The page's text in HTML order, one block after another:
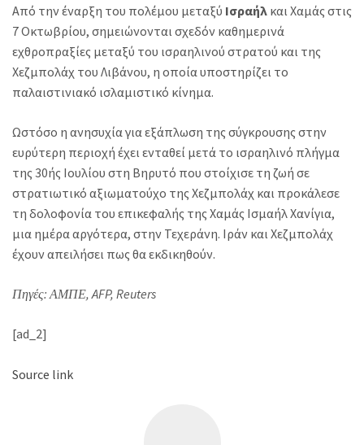
Από την έναρξη του πολέμου μεταξύ Ισραήλ και Χαμάς στις
7 Οκτωβρίου, σημειώνονται σχεδόν καθημερινά
εχθροπραξίες μεταξύ του ισραηλινού στρατού και της
Χεζμπολάχ του Λιβάνου, η οποία υποστηρίζει το
παλαιστινιακό ισλαμιστικό κίνημα.
Ωστόσο η ανησυχία για εξάπλωση της σύγκρουσης στην
ευρύτερη περιοχή έχει ενταθεί μετά το ισραηλινό πλήγμα
της 30ής Ιουλίου στη Βηρυτό που στοίχισε τη ζωή σε
στρατιωτικό αξιωματούχο της Χεζμπολάχ και προκάλεσε
τη δολοφονία του επικεφαλής της Χαμάς Ισμαήλ Χανίγια,
μια ημέρα αργότερα, στην Τεχεράνη. Ιράν και Χεζμπολάχ
έχουν απειλήσει πως θα εκδικηθούν.
Πηγές: ΑΜΠΕ, AFP, Reuters
[ad_2]
Source link